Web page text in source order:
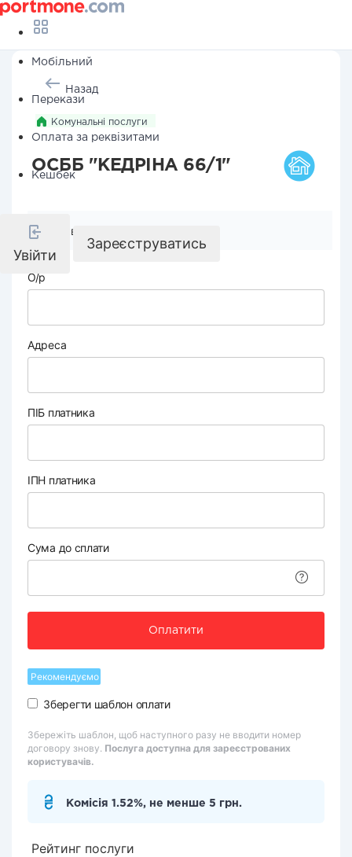
Мобільний
Перекази
Оплата за реквізитами
Кешбек
Увійти
Зареєструватись
Назад
Комунальні послуги
ОСББ "КЕДРІНА 66/1"
Реквізити компанії
О/р
Адреса
ПІБ платника
ІПН платника
Сума до сплати
Оплатити
Рекомендуємо
Зберегти шаблон оплати
Збережіть шаблон, щоб наступного разу не вводити номер
договору знову. Послуга доступна для зареєстрованих
користувачів.
Комісія 1.52%, не менше 5 грн.
Рейтинг послуги